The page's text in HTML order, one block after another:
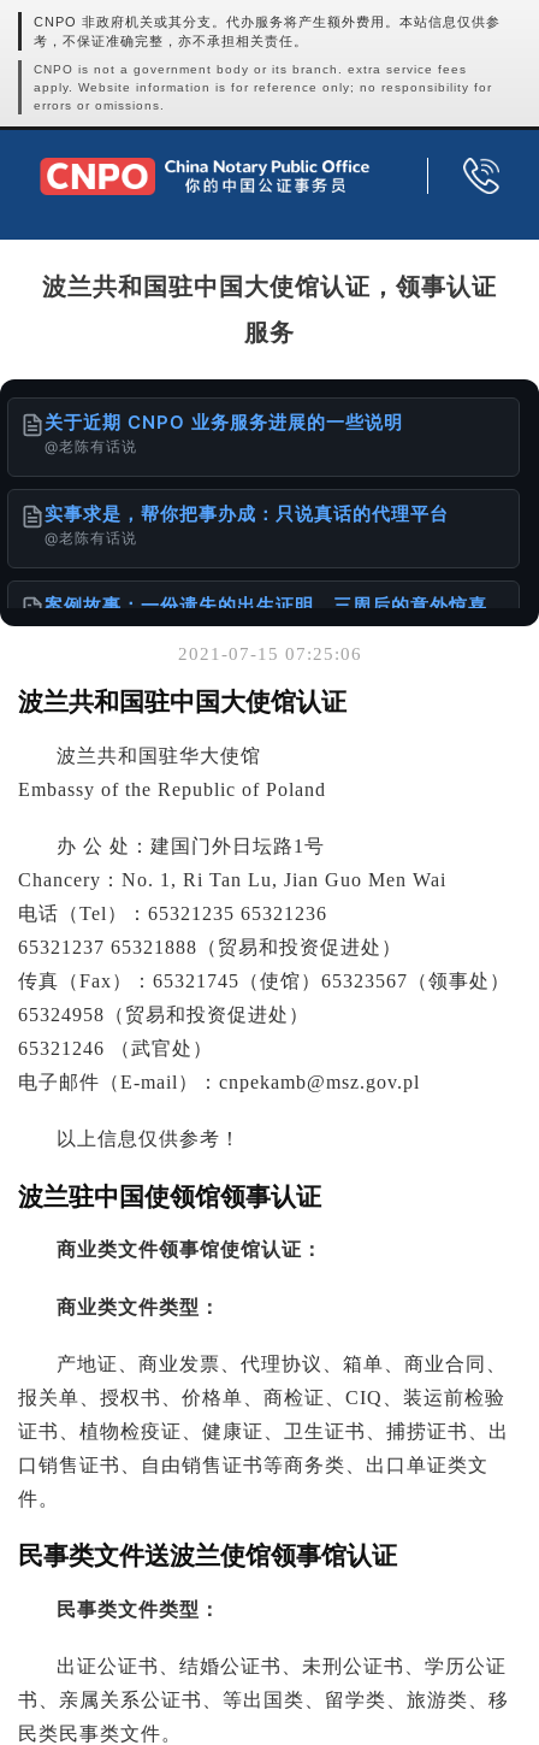
CNPO 非政府机关或其分支。代办服务将产生额外费用。本站信息仅供参
考，不保证准确完整，亦不承担相关责任。
CNPO is not a government body or its branch. extra service fees
apply. Website information is for reference only; no responsibility for
errors or omissions.
波兰共和国驻中国大使馆认证，领事认证
服务
关于近期 CNPO 业务服务进展的一些说明
@老陈有话说
实事求是，帮你把事办成：只说真话的代理平台
@老陈有话说
案例故事：一份遗失的出生证明，三周后的意外惊喜
@老陈有话说
你可能也喜欢
攻略
@老陈有话说
一张单程证，从赴港到移民的故事
@老陈有话说
沟通精简化，更高效服务海外华人客户
@老陈有话说
2021-07-15 07:25:06
波兰共和国驻中国大使馆认证
波兰共和国驻华大使馆
Embassy of the Republic of Poland
办 公 处：建国门外日坛路1号
Chancery：No. 1, Ri Tan Lu, Jian Guo Men Wai
电话（Tel）：65321235 65321236
65321237 65321888（贸易和投资促进处）
传真（Fax）：65321745（使馆）65323567（领事处）
65324958（贸易和投资促进处）
65321246 （武官处）
电子邮件（E-mail）： cnpekamb@msz.gov.pl
以上信息仅供参考！
波兰驻中国使领馆领事认证
商业类文件领事馆使馆认证：
商业类文件类型：
产地证、商业发票、代理协议、箱单、商业合同、
报关单、授权书、价格单、商检证、CIQ、装运前检验
证书、植物检疫证、健康证、卫生证书、捕捞证书、出
口销售证书、自由销售证书等商务类、出口单证类文
件。
民事类文件送波兰使馆领事馆认证
民事类文件类型：
出证公证书、结婚公证书、未刑公证书、学历公证
书、亲属关系公证书、等出国类、留学类、旅游类、移
民类民事类文件。